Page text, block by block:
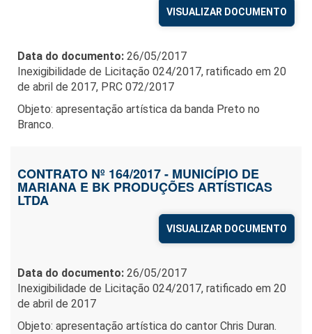
VISUALIZAR DOCUMENTO
Data do documento: 26/05/2017
Inexigibilidade de Licitação 024/2017, ratificado em 20
de abril de 2017, PRC 072/2017
Objeto: apresentação artística da banda Preto no
Branco.
CONTRATO Nº 164/2017 - MUNICÍPIO DE
MARIANA E BK PRODUÇÕES ARTÍSTICAS
LTDA
VISUALIZAR DOCUMENTO
Data do documento: 26/05/2017
Inexigibilidade de Licitação 024/2017, ratificado em 20
de abril de 2017
Objeto: apresentação artística do cantor Chris Duran.